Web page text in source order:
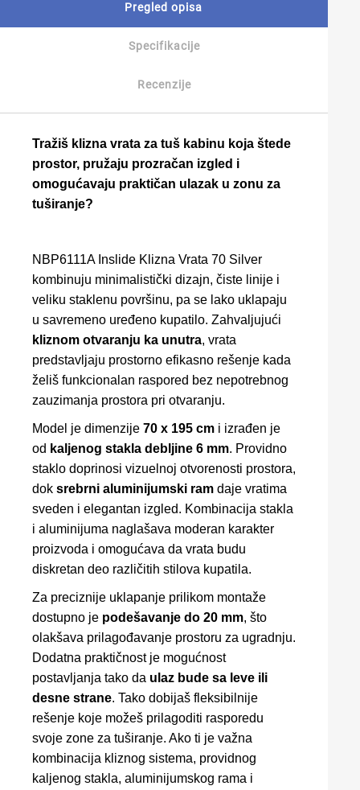
Pregled opisa
Specifikacije
Recenzije
Tražiš klizna vrata za tuš kabinu koja štede
prostor, pružaju prozračan izgled i
omogućavaju praktičan ulazak u zonu za
tuširanje?
NBP6111A Inslide Klizna Vrata 70 Silver
kombinuju minimalistički dizajn, čiste linije i
veliku staklenu površinu, pa se lako uklapaju
u savremeno uređeno kupatilo. Zahvaljujući
kliznom otvaranju ka unutra, vrata
predstavljaju prostorno efikasno rešenje kada
želiš funkcionalan raspored bez nepotrebnog
zauzimanja prostora pri otvaranju.
Model je dimenzije 70 x 195 cm i izrađen je
od kaljenog stakla debljine 6 mm. Providno
staklo doprinosi vizuelnoj otvorenosti prostora,
dok srebrni aluminijumski ram daje vratima
sveden i elegantan izgled. Kombinacija stakla
i aluminijuma naglašava moderan karakter
proizvoda i omogućava da vrata budu
diskretan deo različitih stilova kupatila.
Za preciznije uklapanje prilikom montaže
dostupno je podešavanje do 20 mm, što
olakšava prilagođavanje prostoru za ugradnju.
Dodatna praktičnost je mogućnost
postavljanja tako da ulaz bude sa leve ili
desne strane. Tako dobijaš fleksibilnije
rešenje koje možeš prilagoditi rasporedu
svoje zone za tuširanje. Ako ti je važna
kombinacija kliznog sistema, providnog
kaljenog stakla, aluminijumskog rama i